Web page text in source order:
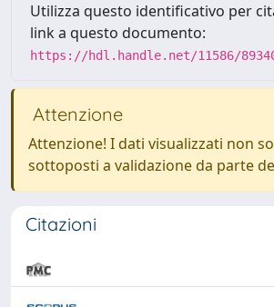
Utilizza questo identificativo per
link a questo documento:
https://hdl.handle.net/11586/
Attenzione
Attenzione! I dati visualizzati non
sottoposti a validazione da parte
Citazioni